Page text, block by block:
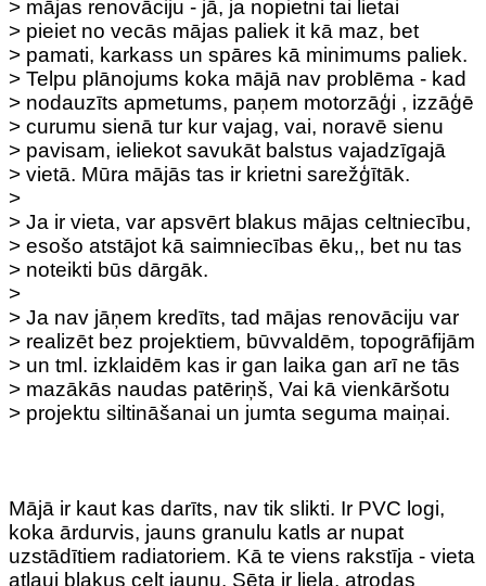
> mājas renovāciju - jā, ja nopietni tai lietai
> pieiet no vecās mājas paliek it kā maz, bet
> pamati, karkass un spāres kā minimums paliek.
> Telpu plānojums koka mājā nav problēma - kad
> nodauzīts apmetums, paņem motorzāģi , izzāģē
> curumu sienā tur kur vajag, vai, noravē sienu
> pavisam, ieliekot savukāt balstus vajadzīgajā
> vietā. Mūra mājās tas ir krietni sarežģītāk.
>
> Ja ir vieta, var apsvērt blakus mājas celtniecību,
> esošo atstājot kā saimniecības ēku,, bet nu tas
> noteikti būs dārgāk.
>
> Ja nav jāņem kredīts, tad mājas renovāciju var
> realizēt bez projektiem, būvvaldēm, topogrāfijām
> un tml. izklaidēm kas ir gan laika gan arī ne tās
> mazākās naudas patēriņš, Vai kā vienkāršotu
> projektu siltināšanai un jumta seguma maiņai.
Mājā ir kaut kas darīts, nav tik slikti. Ir PVC logi,
koka ārdurvis, jauns granulu katls ar nupat
uzstādītiem radiatoriem. Kā te viens rakstīja - vieta
atļauj blakus celt jaunu. Sēta ir liela, atrodas